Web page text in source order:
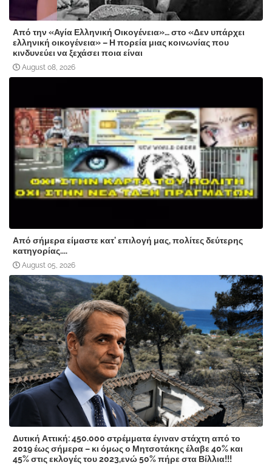
Από την «Αγία Ελληνική Οικογένεια»… στο «Δεν υπάρχει
ελληνική οικογένεια» – Η πορεία μιας κοινωνίας που
κινδυνεύει να ξεχάσει ποια είναι
August 08, 2026
Από σήμερα είμαστε κατ' επιλογή μας, πολίτες δεύτερης
κατηγορίας....
August 05, 2026
Δυτική Αττική: 450.000 στρέμματα έγιναν στάχτη από το
2019 έως σήμερα – κι όμως ο Μητσοτάκης έλαβε 40% και
45% στις εκλογές του 2023,ενώ 50% πήρε στα Βίλλια!!!